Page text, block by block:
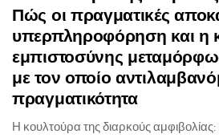
Πώς οι πραγματικές
υπερπληροφόρηση και η
εμπιστοσύνης
με τον οποίο
πραγματικότητα
Η κουλτούρα της διαρκούς